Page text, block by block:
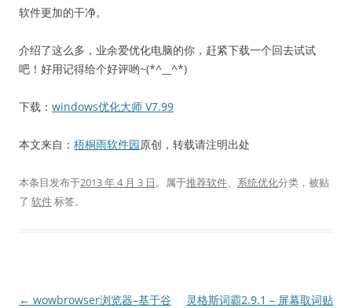
软件更加的干净。
介绍了这么多，业余爱优化电脑的你，赶紧下载一个回去试试
吧！好用记得给个好评哟~(*^__^*)
下载： windows优化大师 V7.99
本文来自： 梧桐雨软件园原创，转载请注明出处
本条目发布于2013 年 4 月 3 日。属于推荐软件、 系统优化分类，被贴
了 软件标签。
文
← wowbrowser浏览器–基于谷
灵格斯词霸2.9.1 – 屏幕取词贴